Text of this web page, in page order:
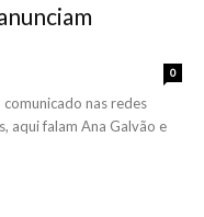
0
nas redes
aqui falam Ana Galvão e